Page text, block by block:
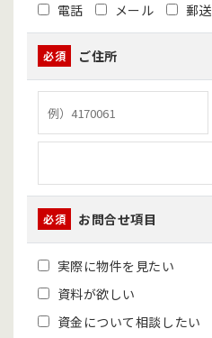
電話 メール 郵送
必須 ご住所
必須 お問合せ項目
実際に物件を見たい
資料が欲しい
資金について相談したい